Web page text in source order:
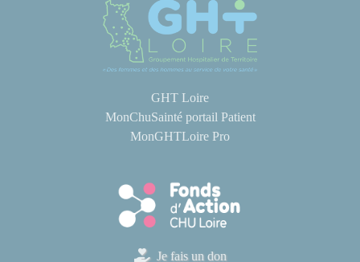
GHT Loire
MonChuSainté portail Patient
MonGHTLoire Pro
Je fais un don